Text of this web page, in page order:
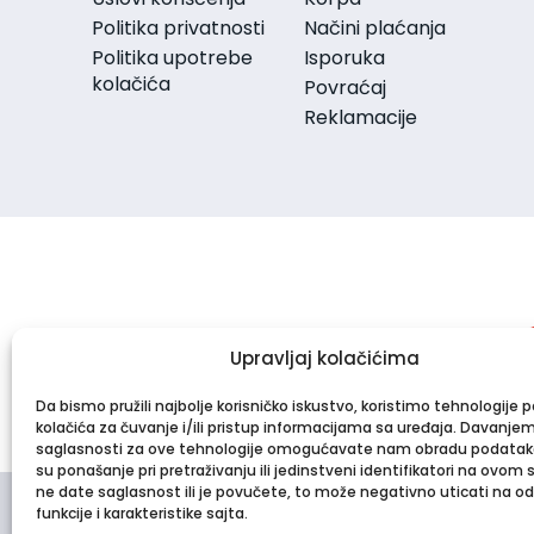
Upravljaj kolačićima
Da bismo pružili najbolje korisničko iskustvo, koristimo tehnologije
kolačića za čuvanje i/ili pristup informacijama sa uređaja. Davanjem
saglasnosti za ove tehnologije omogućavate nam obradu
su ponašanje pri pretraživanju ili jedinstveni identifikatori na ovom
ne date saglasnost ili je povučete, to može negativno uticati na
funkcije i karakteristike sajta.
Sapun
Sprej za telo
Stikovi i roll-on
Strije i celulit
Depigmentacija
Dermatološki tretmani
Dermatoze
Ekcemi
Hiperpigmentacija
Politika privatnosti
Politika upotrebe
kolačića
Načini plaćanja
Isporuka
Povraćaj
Reklamacije